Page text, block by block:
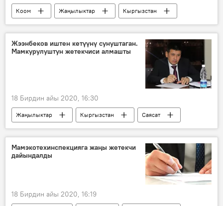
Коом Жаңылыктар
Кыргызстан
Бишкек
мэрия
автобус
грант
Жээнбеков иштен кетүүнү сунуштаган.
Мамкурулуштун жетекчиси алмашты
18 Бирдин айы 2020, 16:30
Жаңылыктар Кыргызстан
Саясат
жетекчи
кызмат дайындоо
Мамэкотехинспекцияга жаңы жетекчи
дайындалды
18 Бирдин айы 2020, 16:19